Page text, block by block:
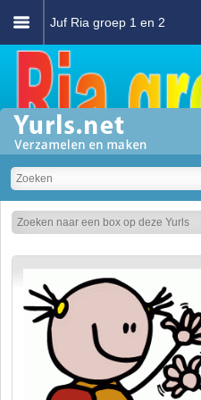
Juf Ria groep 1 en 2